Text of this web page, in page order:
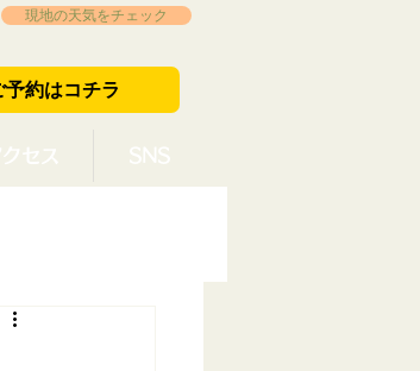
現地の天気をチェック
予約はコチラ
クセス SNS